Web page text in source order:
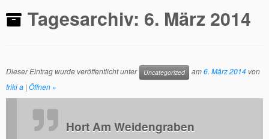
Tagesarchiv: 6. März 2014
Dieser Eintrag wurde veröffentlicht unter Uncategorized am6. März 2014 von
triki a | Öffnen »
Hort Am Weidengraben